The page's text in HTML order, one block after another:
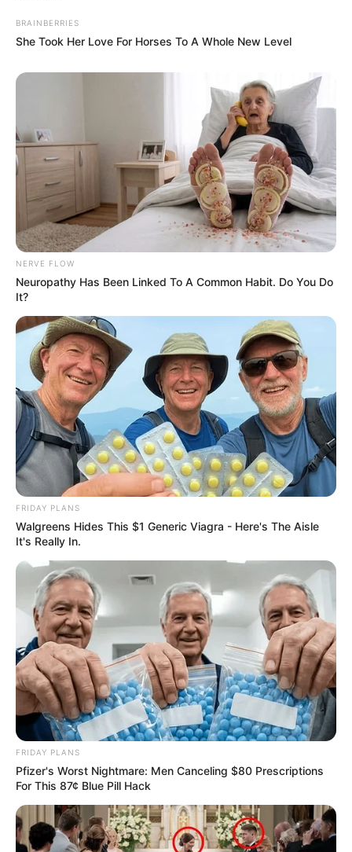
BRAINBERRIES
She Took Her Love For Horses To A Whole New Level
NERVE FLOW
Neuropathy Has Been Linked To A Common Habit. Do You Do
It?
FRIDAY PLANS
Walgreens Hides This $1 Generic Viagra - Here's The Aisle
It's Really In.
FRIDAY PLANS
Pfizer's Worst Nightmare: Men Canceling $80 Prescriptions
For This 87¢ Blue Pill Hack